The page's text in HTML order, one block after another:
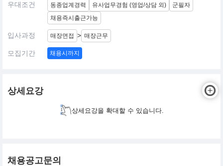
우대조건 동종업계경력 유사업무경험 (영업/상담 외)
군필자
채용즉시출근가능
입사과정 매장면접 > 매장근무
모집기간 채용시까지
상세요강
상세요강을 확대할 수 있습니다.
채용공고문의